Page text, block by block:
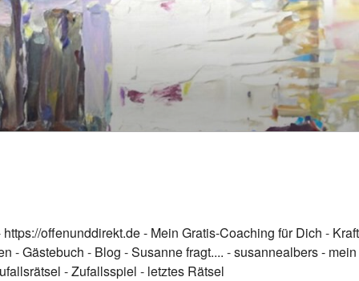
https://offenunddirekt.de - Mein Gratis-Coaching für Dich - Kraft
-Gästebuch - Blog -Susanne fragt.... -susannealbers - mein
-Zufallsspiel - letztes Rätsel